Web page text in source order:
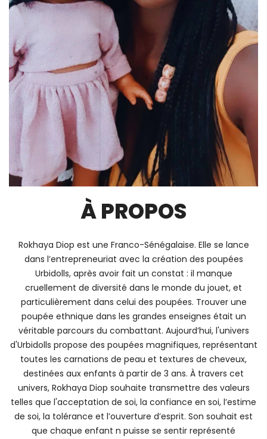
À PROPOS
Rokhaya Diop est une Franco-Sénégalaise. Elle se lance
dans l’entrepreneuriat avec la création des poupées
Urbidolls, après avoir fait un constat : il manque
cruellement de diversité dans le monde du jouet, et
particulièrement dans celui des poupées. Trouver une
poupée ethnique dans les grandes enseignes était un
véritable parcours du combattant. Aujourd’hui, l'univers
d'Urbidolls propose des poupées magnifiques, représentant
toutes les carnations de peau et textures de cheveux,
destinées aux enfants à partir de 3 ans. À travers cet
univers, Rokhaya Diop souhaite transmettre des valeurs
telles que l'acceptation de soi, la confiance en soi, l’estime
de soi, la tolérance et l’ouverture d’esprit. Son souhait est
que chaque enfant n puisse se sentir représenté